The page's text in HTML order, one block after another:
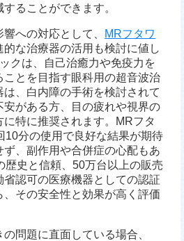
ることができます。
への対応として、
MRフタワ
的な治療器の活用も検討に値し
クは、自己治癒力や免疫力を
とを目指す眼科用の超音波治
、白内障の手術を検討されて
安がある方、目の疲れや視界の
特に推奨されます。MRフタ
10分の使用で良好な結果が期待
、副作用や合併症の心配もあ
歴史と信頼、50万台以上の販売
認可の医療機器としての認証
、その安全性と効果が高く評価
問題に直面している場合、